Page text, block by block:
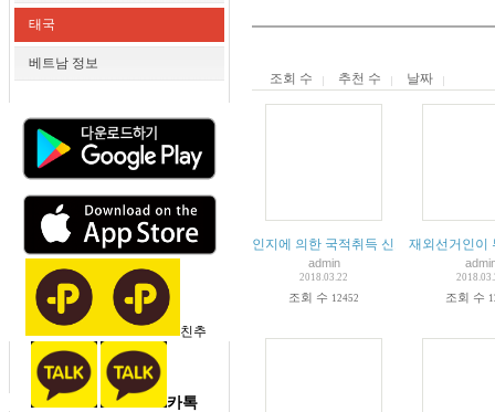
태국
베트남 정보
친추
카톡
조회 수 추천 수 날짜
인지에 의한 국적취득 신고 절차 및 구비
admin
2018.03.22
조회 수 12452
재외선거인이
조회 수